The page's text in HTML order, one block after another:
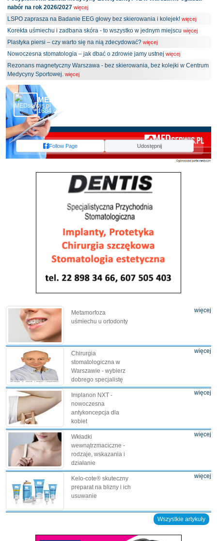
nabór na rok 2026/2027 więcej
LSPO zaprasza na Badanie EEG głowy bez skierowania i kolejek! więcej
Korekta uśmiechu i zadbana skóra - to wszystko w jednym miejscu więcej
Plastyka piersi – czy warto się na nią zdecydować? więcej
Nowoczesna stomatologia – jak dbać o zdrowie jamy ustnej więcej
Rezonans magnetyczny Warszawa - bez skierowania, bez kolejki w Centrum
Medycyny Sportowej. więcej
MEDserwis.pl - Ogólnopolski Portal Medyczny
1684 obserwujących
Follow Page Udostępnij
Metamorfoza
uśmiechu u ortodonty
więcej
Chirurgia
stomatologiczna w
Warszawie - wybierz
dobrego specjalistę
więcej
Implanon NXT -
nowoczesna
antykoncepcja dla
kobiet
więcej
Wkładki
wewnątrzmaciczne -
rodzaje, wskazania i
działanie
więcej
Kelo-cote® skuteczny
preparat na blizny i ich
usuwanie
więcej
Wszystkie artykuły